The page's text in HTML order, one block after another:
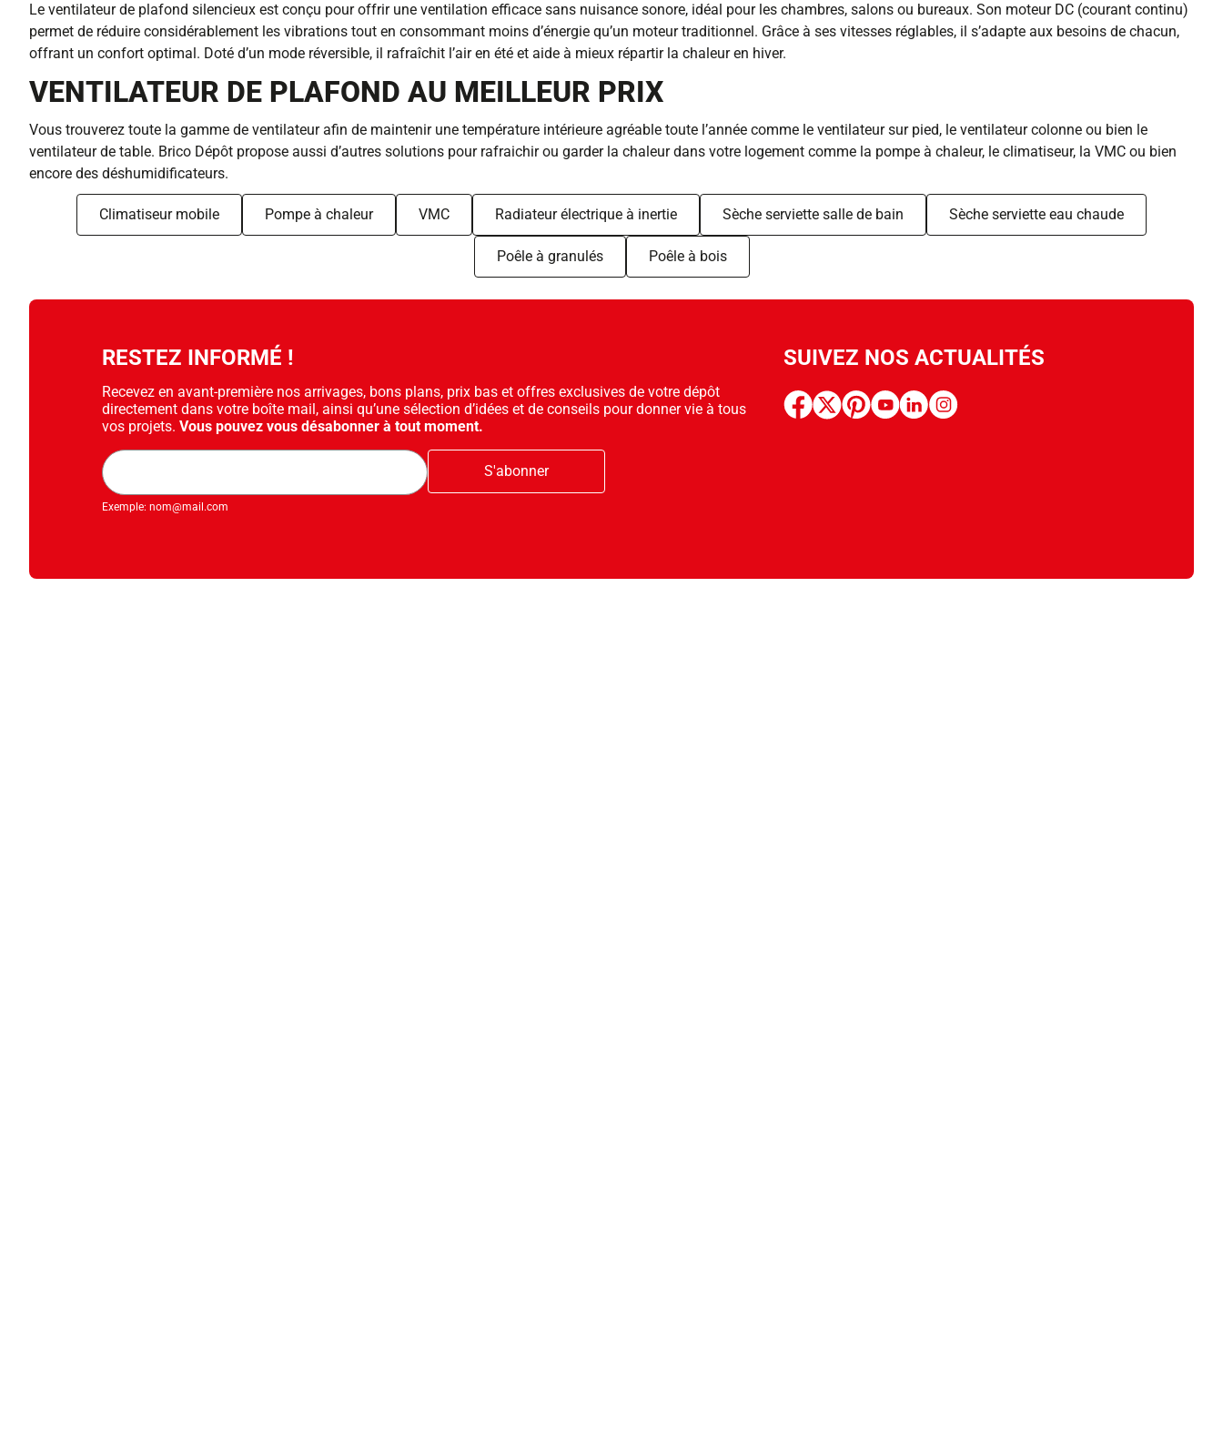
Le ventilateur de plafond silencieux est conçu pour offrir une ventilation efficace sans nuisance sonore, idéal pour les chambres, salons ou bureaux. Son moteur DC (courant continu)
permet de réduire considérablement les vibrations tout en consommant moins d’énergie qu’un moteur traditionnel. Grâce à ses vitesses réglables, il s’adapte aux besoins de chacun,
offrant un confort optimal. Doté d’un mode réversible, il rafraîchit l’air en été et aide à mieux répartir la chaleur en hiver.
VENTILATEUR DE PLAFOND AU MEILLEUR PRIX
Vous trouverez toute la gamme de ventilateur afin de maintenir une température intérieure agréable toute l’année comme le ventilateur sur pied, le ventilateur colonne ou bien le
ventilateur de table. Brico Dépôt propose aussi d’autres solutions pour rafraichir ou garder la chaleur dans votre logement comme la pompe à chaleur, le climatiseur, la VMC ou bien
encore des déshumidificateurs.
Climatiseur mobile Pompe à chaleur VMC Radiateur électrique à inertie Sèche serviette salle de bain Sèche serviette eau chaude
Poêle à granulés Poêle à bois
RESTEZ INFORMÉ !
Recevez en avant-première nos arrivages, bons plans, prix bas et offres exclusives de votre dépôt
directement dans votre boîte mail, ainsi qu’une sélection d’idées et de conseils pour donner vie à tous
vos projets. Vous pouvez vous désabonner à tout moment.
Adresse
mail
Exemple: nom@mail.com
S'abonner
SUIVEZ NOS ACTUALITÉS
facebook
x pinterestyoutubelinkedininstagram